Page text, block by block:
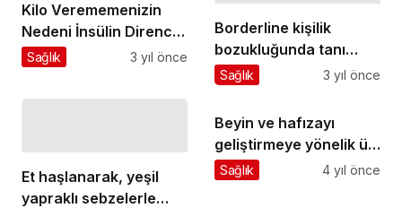
Kilo Verememenizin
Nedeni İnsülin Direnci
Olabilir
Sağlık 3 yıl önce
Borderline kişilik
bozukluğunda tanı
kadınlarda daha kolay
Sağlık 3 yıl önce
Et haşlanarak, yeşil
yapraklı sebzelerle
Beyin ve hafızayı
geliştirmeye yönelik üç
tavsiye
Sağlık 4 yıl önce